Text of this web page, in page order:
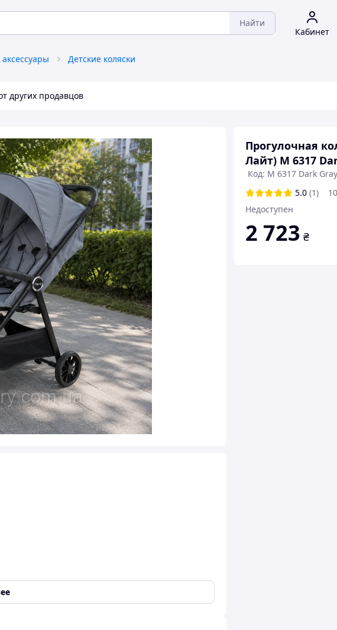
Найти
Кабинет
Детские коляски
других продавцов
Прогулочная
Лайт) M 6317
Код: M 6317 Dark Gray
5.0 (1)
Недоступен
2 723 ₴